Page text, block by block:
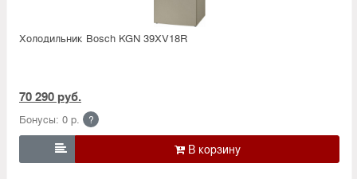
Холодильник Bosсh KGN 39XV18R
70 290 руб.
Бонусы: 0 р. ?
